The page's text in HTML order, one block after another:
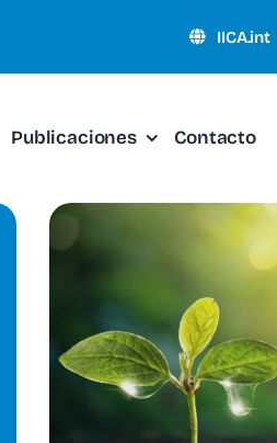
IICA.int
Publicaciones Contacto